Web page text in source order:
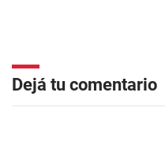
Dejá tu comentario